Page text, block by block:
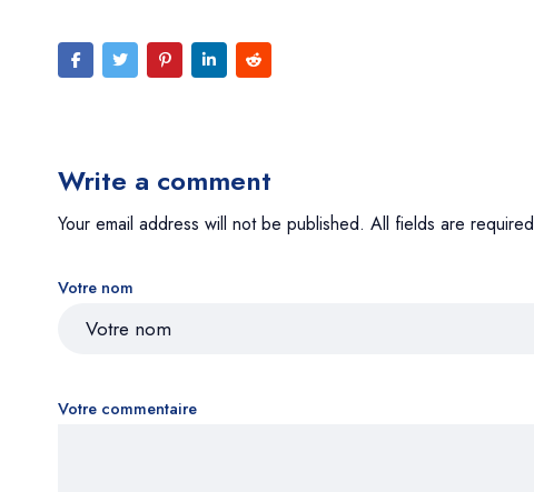
Write a comment
Your email address will not be published. All fields are required
Votre nom
Votre commentaire